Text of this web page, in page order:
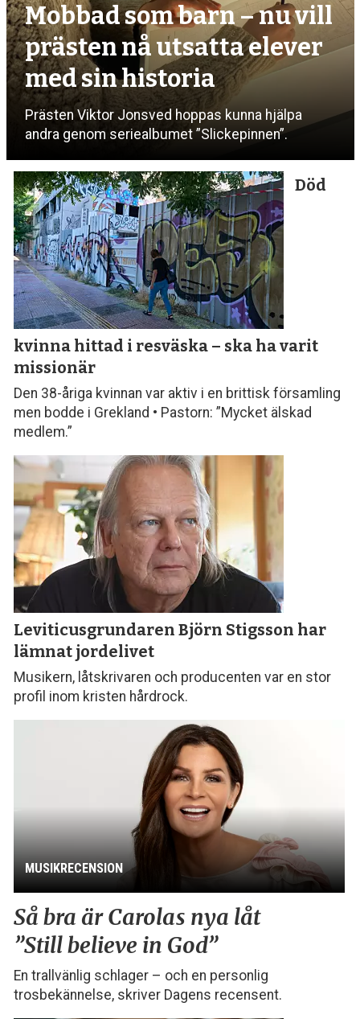
Mobbad som barn – nu vill
prästen nå utsatta elever
med sin historia
Prästen Viktor Jonsved hoppas kunna hjälpa
andra genom seriealbumet ”Slickepinnen”.
Död
kvinna hittad i resväska – ska ha varit
missionär
Den 38-åriga kvinnan var aktiv i en brittisk församling
men bodde i Grekland • Pastorn: ”Mycket älskad
medlem.”
Leviticusgrundaren Björn Stigsson har
lämnat jordelivet
Musikern, låtskrivaren och producenten var en stor
profil inom kristen hårdrock.
MUSIKRECENSION
Så bra är Carolas nya låt
”Still believe in God”
En trallvänlig schlager – och en personlig
trosbekännelse, skriver Dagens recensent.